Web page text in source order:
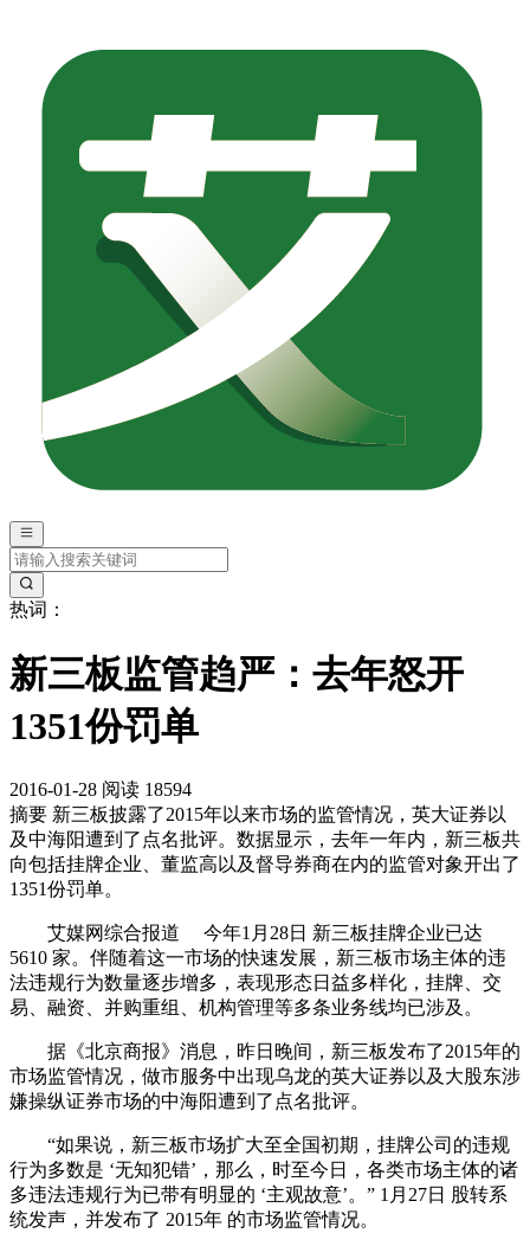
热词：
新三板监管趋严：去年怒开
1351份罚单
2016-01-28 阅读 18594
摘要 新三板披露了2015年以来市场的监管情况，英大证券以
及中海阳遭到了点名批评。数据显示，去年一年内，新三板共
向包括挂牌企业、董监高以及督导券商在内的监管对象开出了
1351份罚单。
艾媒网综合报道 今年1月28日 新三板挂牌企业已达
5610 家。伴随着这一市场的快速发展，新三板市场主体的违
法违规行为数量逐步增多，表现形态日益多样化，挂牌、交
易、融资、并购重组、机构管理等多条业务线均已涉及。
据《北京商报》消息，昨日晚间，新三板发布了2015年的
市场监管情况，做市服务中出现乌龙的英大证券以及大股东涉
嫌操纵证券市场的中海阳遭到了点名批评。
“如果说，新三板市场扩大至全国初期，挂牌公司的违规
行为多数是 ‘无知犯错’，那么，时至今日，各类市场主体的诸
多违法违规行为已带有明显的 ‘主观故意’。” 1月27日 股转系
统发声，并发布了 2015年 的市场监管情况。